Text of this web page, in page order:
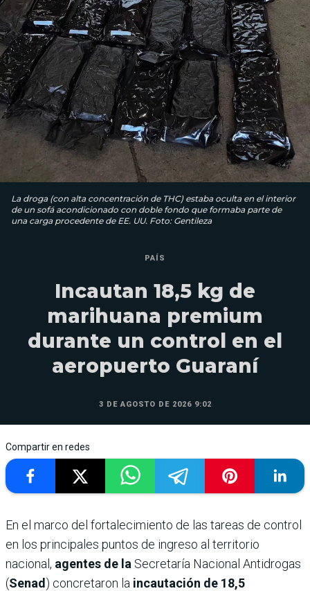
La droga (con alta concentración de THC) estaba oculta en el interior
de un sofá acondicionado con doble fondo que formaba parte de
una carga procedente de EE. UU. Foto: Gentileza
PAÍS
Incautan 18,5 kg de
marihuana premium
durante un control en el
aeropuerto Guaraní
3 DE AGOSTO DE 2026 9:02
Compartir en redes
En el marco del fortalecimiento de las tareas de control
en los principales puntos de ingreso al territorio
nacional, agentes de la Secretaría Nacional Antidrogas
(Senad ) concretaron la incautación de 18,5